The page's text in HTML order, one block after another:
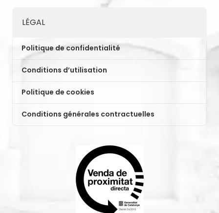
LÉGAL
Politique de confidentialité
Conditions d’utilisation
Politique de cookies
Conditions générales contractuelles